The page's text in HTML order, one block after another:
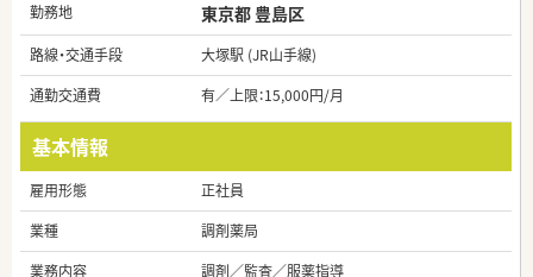
勤務地 東京都 豊島区
路線・交通手段
大塚駅 (JR山手線)
通勤交通費
有／上限：15,000円/月
基本情報
雇用形態
正社員
業種
調剤薬局
業務内容
調剤／監査／服薬指導